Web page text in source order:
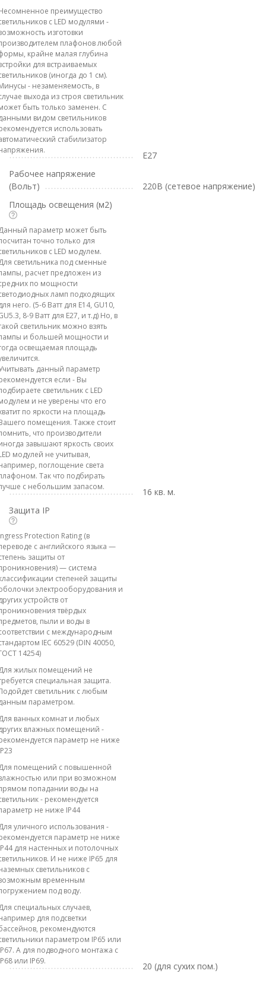
преимущество
с LED модулями -
изготовки
плафонов любой
крайне малая глубина
для встраиваемых
(иногда до 1 см).
- незаменяемость, в
выхода из строя светильник
быть только заменен. С
видом светильников
использовать
стабилизатор
E27
Рабочее напряжение
(Вольт)
220В (сетевое напряжение)
Площадь освещения (м2)
параметр может быть
точно только для
с LED модулем.
светильника под сменные
расчет предложен из
по мощности
ламп подходящих
него. (5-6 Ватт для E14, GU10,
8-9 Ватт для E27, и т.д) Но, в
светильник можно взять
и большей мощности и
освещаемая площадь
данный параметр
если - Вы
светильник с LED
и не уверены что его
по яркости на площадь
помещения. Также стоит
что производители
завышают яркость своих
модулей не учитывая,
поглощение света
Так что подбирать
с небольшим запасом.
16 кв. м.
Защита IP
Protection Rating (в
с английского языка —
защиты от
— система
степеней защиты
электрооборудования и
устройств от
твёрдых
пыли и воды в
с международным
IEC 60529 (DIN 40050,
14254)
жилых помещений не
специальная защита.
светильник с любым
параметром.
ванных комнат и любых
влажных помещений -
параметр не ниже
помещений с повышенной
или при возможном
попадании воды на
- рекомендуется
не ниже IP44
уличного использования -
параметр не ниже
для настенных и потолочных
И не ниже IP65 для
светильников с
временным
под воду.
специальных случаев,
для подсветки
рекомендуются
параметром IP65 или
А для подводного монтажа с
или IP69.
20 (для сухих пом.)